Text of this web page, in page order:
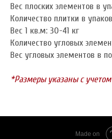
Вес плоских элементов в
Количество плитки в
Вес 1 кв.м: 30-41 кг
Количество угловых
Вес угловых элементов в
*Размеры указаны с
Made on